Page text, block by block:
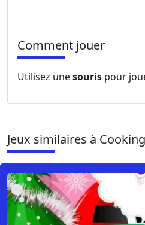
Comment jouer
Utilisez unesouris pour
Jeux similaires à